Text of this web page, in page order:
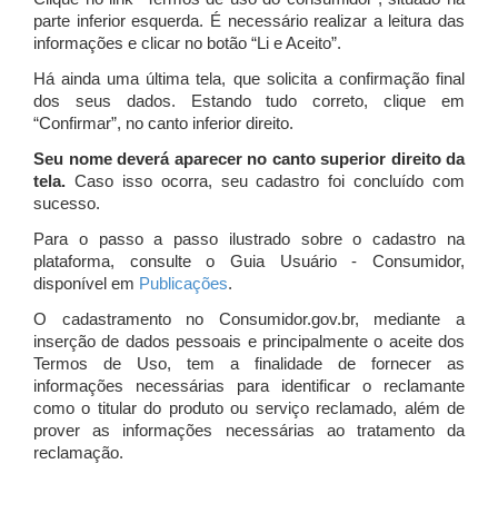
parte inferior esquerda. É necessário realizar a leitura das
informações e clicar no botão “Li e Aceito”.
Há ainda uma última tela, que solicita a confirmação final
dos seus dados. Estando tudo correto, clique em
“Confirmar”, no canto inferior direito.
Seu nome deverá aparecer no canto superior direito da
tela. Caso isso ocorra, seu cadastro foi concluído com
sucesso.
Para o passo a passo ilustrado sobre o cadastro na
plataforma, consulte o Guia Usuário - Consumidor,
disponível em Publicações.
O cadastramento no Consumidor.gov.br, mediante a
inserção de dados pessoais e principalmente o aceite dos
Termos de Uso, tem a finalidade de fornecer as
informações necessárias para identificar o reclamante
como o titular do produto ou serviço reclamado, além de
prover as informações necessárias ao tratamento da
reclamação.